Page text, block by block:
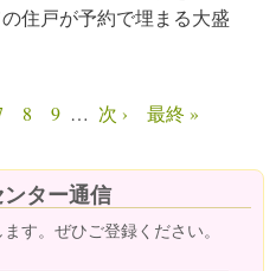
住戸が予約で埋まる大盛
8 9 … 次 › 最終 »
ター通信
す。ぜひご登録ください。